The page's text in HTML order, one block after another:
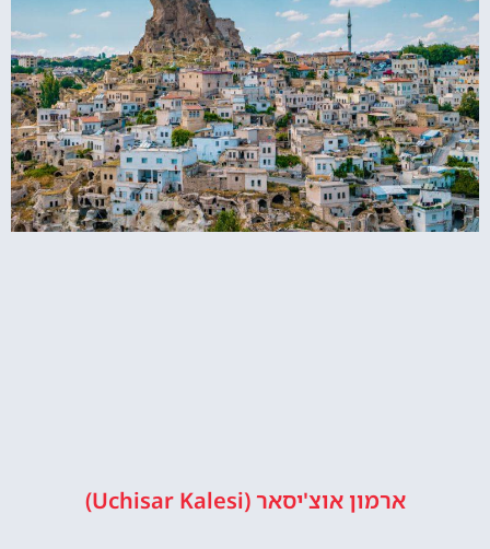
ארמון אוצ'יסאר (Uchisar Kalesi)